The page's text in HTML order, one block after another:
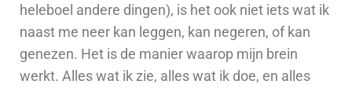
heleboel andere dingen), is het ook niet iets wat ik
naast me neer kan leggen, kan negeren, of kan
genezen. Het is de manier waarop mijn brein
werkt. Alles wat ik zie, alles wat ik doe, en alles